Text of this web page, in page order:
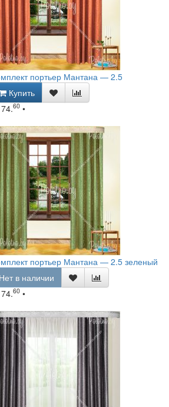
портьер Мантана — 2.5
Купить
60 •
портьер Мантана — 2.5 зеленый
в наличии
60 •